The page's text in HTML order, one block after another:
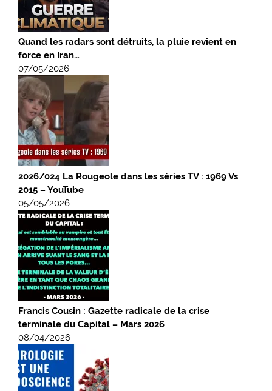
Quand les radars sont détruits, la pluie revient en
force en Iran…
07/05/2026
2026/024 La Rougeole dans les séries TV : 1969 Vs
2015 – YouTube
05/05/2026
Francis Cousin : Gazette radicale de la crise
terminale du Capital – Mars 2026
08/04/2026